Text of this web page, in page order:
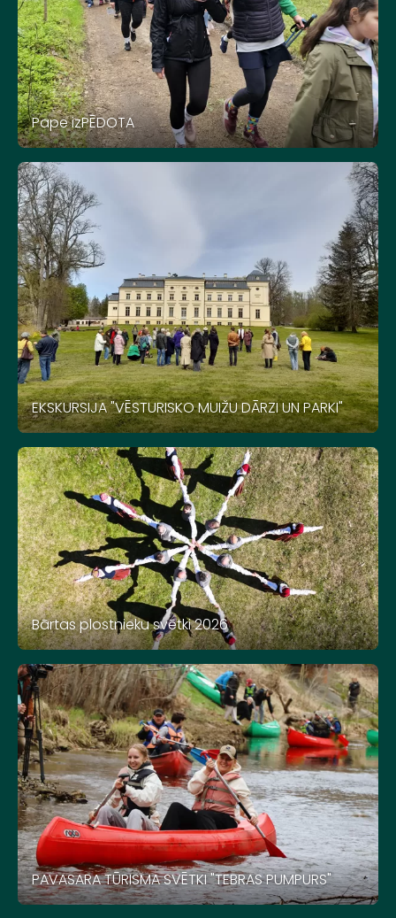
Pape izPĒDOTA
EKSKURSIJA "VĒSTURISKO MUIŽU DĀRZI UN PARKI"
Bārtas plostnieku svētki 2026
PAVASARA TŪRISMA SVĒTKI "TEBRAS PUMPURS"